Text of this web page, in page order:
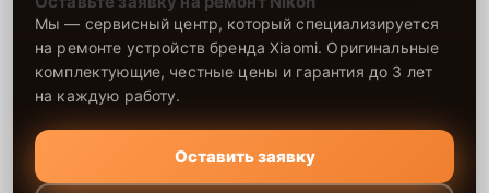
Мы — сервисный центр, который специализируется
на ремонте устройств бренда Xiaomi. Оригинальные
комплектующие, честные цены и гарантия до 3 лет
на каждую работу.
Оставить заявку